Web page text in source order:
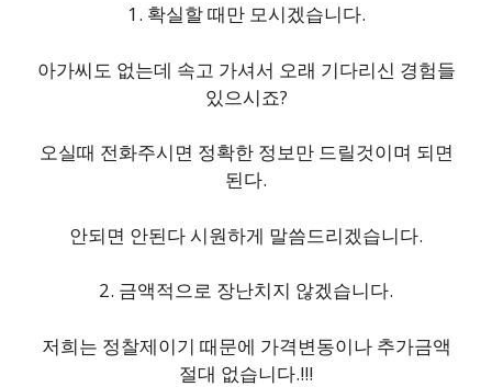
1. 확실할 때만 모시겠습니다.
아가씨도 없는데 속고 가셔서 오래 기다리신 경험들
있으시죠?
오실때 전화주시면 정확한 정보만 드릴것이며 되면
된다.
안되면 안된다 시원하게 말씀드리겠습니다.
2. 금액적으로 장난치지 않겠습니다.
저희는 정찰제이기 때문에 가격변동이나 추가금액
절대 없습니다.!!!